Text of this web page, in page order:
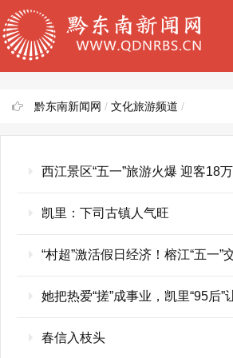
黔东南新闻网 / 文化旅游频道 /
西江景区“五一”旅游火爆 迎客18
凯里：下司古镇人气旺
“村超”激活假日经济！榕江“五一
她把热爱“搓”成事业，凯里“95后”
春信入枝头